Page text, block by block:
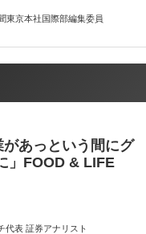
東京本社国際部編集委員
あっという間にグ
」FOOD & LIFE
代表 証券アナリスト